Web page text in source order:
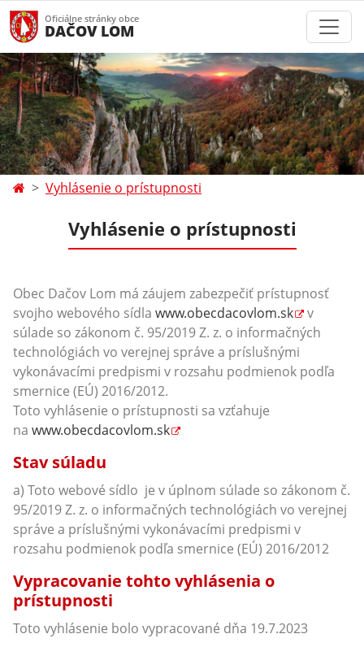
Oficiálne stránky obce
DAČOV LOM
Vyhlásenie o prístupnosti
Vyhlásenie o prístupnosti
Obec Dačov Lom má záujem zabezpečiť prístupnosť
svojho webového sídla www.obecdacovlom.sk
v
súlade so zákonom č. 95/2019 Z. z. o informačných
technológiách vo verejnej správe a príslušnými
vykonávacími predpismi v rozsahu podmienok podľa
smernice (EÚ) 2016/2012.
Toto vyhlásenie o prístupnosti sa vzťahuje
na www.obecdacovlom.sk
Stav súladu
a) Toto webové sídlo je v úplnom súlade so zákonom č.
95/2019 Z. z. o informačných technológiách vo verejnej
správe a príslušnými vykonávacími predpismi v
rozsahu podmienok podľa smernice (EÚ) 2016/2012
Vypracovanie tohto vyhlásenia o
prístupnosti
Toto vyhlásenie bolo vypracované dňa 19.7.2023